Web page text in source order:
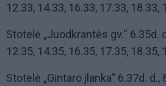
12.33, 14.33, 16.33, 17.33, 18.33,
Stotelė „Juodkrantės gv.“ 6.35d.
12.35, 14.35, 16.35, 17.35, 18.35,
Stotelė „Gintaro įlanka“ 6.37d. d.,